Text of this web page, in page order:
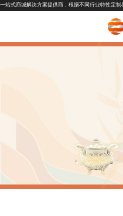
一站式商城解决方案提供商，根据不同行业特性定